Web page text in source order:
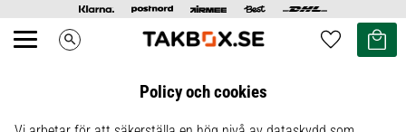
Meny search Favoriter
Kundvagn
Policy och cookies